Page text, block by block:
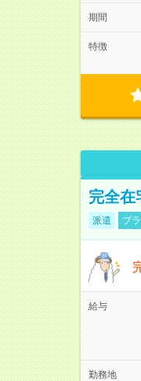
期間
特徴
完全在
派遣 ブ
給与
勤務地